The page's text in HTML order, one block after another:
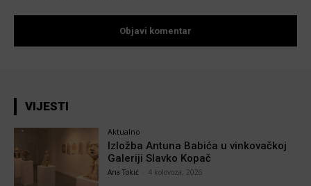
VIJESTI
Aktualno
Izložba Antuna Babića u vinkovačkoj
Galeriji Slavko Kopač
Ana Tokić 4 kolovoza, 2026